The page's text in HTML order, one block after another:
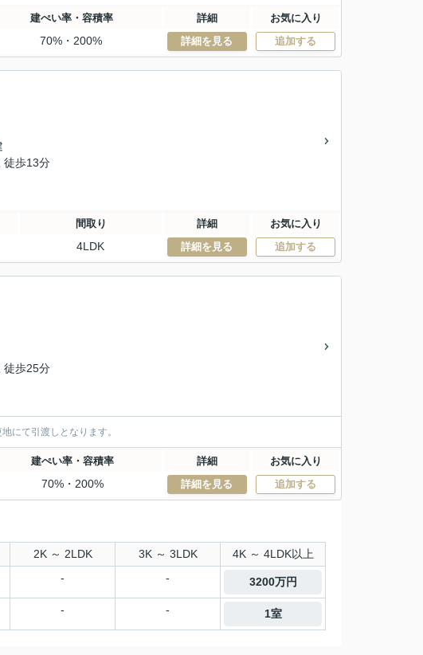
建ぺい率・容積率 詳細 お気に入り
70%・200% 詳細を見る 追加する
徒歩13分
間取り 詳細 お気に入り
4LDK 詳細を見る 追加する
徒歩25分
にて引渡しとなります。
建ぺい率・容積率 詳細 お気に入り
70%・200% 詳細を見る 追加する
2K ～ 2LDK 3K ～ 3LDK 4K ～ 4LDK以上
- - 3200万円
- - 1室